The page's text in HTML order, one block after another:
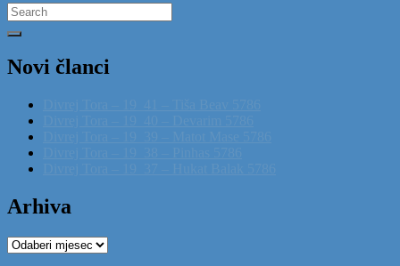
Search
for:
Novi članci
Arhiva
Arhiva